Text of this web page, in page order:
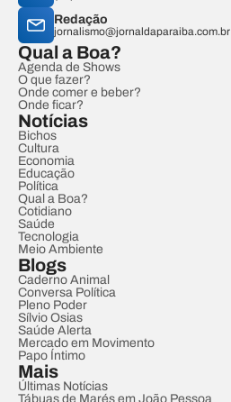
Redação
jornalismo@jornaldaparaiba.com.br
Qual a Boa?
Agenda de Shows
O que fazer?
Onde comer e beber?
Onde ficar?
Notícias
Bichos
Cultura
Economia
Educação
Política
Qual a Boa?
Cotidiano
Saúde
Tecnologia
Meio Ambiente
Blogs
Caderno Animal
Conversa Política
Pleno Poder
Sílvio Osias
Saúde Alerta
Mercado em Movimento
Papo Íntimo
Mais
Últimas Notícias
Tábuas de Marés em João Pessoa